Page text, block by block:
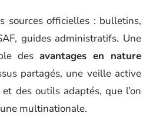
sources officielles : bulletins,
guides administratifs. Une
des avantages en nature
partagés, une veille active
des outils adaptés, que l’on
multinationale.